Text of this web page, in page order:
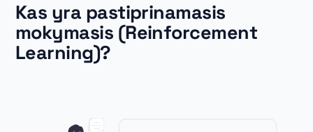
Kas yra pastiprinamasis
mokymasis (Reinforcement
Learning)?